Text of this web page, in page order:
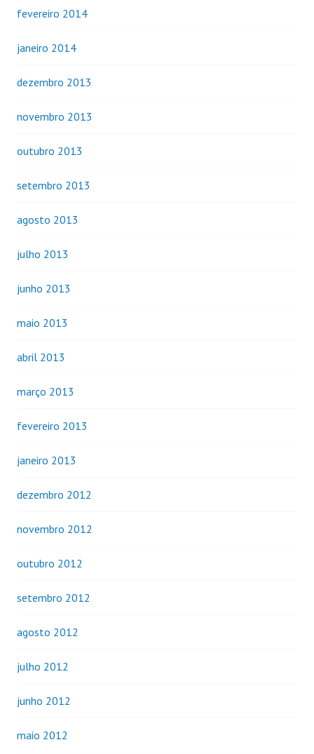
fevereiro 2014
janeiro 2014
dezembro 2013
novembro 2013
outubro 2013
setembro 2013
agosto 2013
julho 2013
junho 2013
maio 2013
abril 2013
março 2013
fevereiro 2013
janeiro 2013
dezembro 2012
novembro 2012
outubro 2012
setembro 2012
agosto 2012
julho 2012
junho 2012
maio 2012